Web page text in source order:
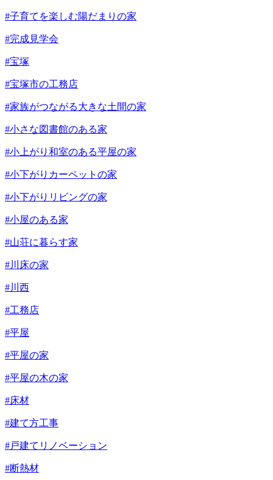
#子育てを楽しむ陽だまりの家
#完成見学会
#宝塚
#宝塚市の工務店
#家族がつながる大きな土間の家
#小さな図書館のある家
#小上がり和室のある平屋の家
#小下がりカーペットの家
#小下がりリビングの家
#小屋のある家
#山荘に暮らす家
#川床の家
#川西
#工務店
#平屋
#平屋の家
#平屋の木の家
#床材
#建て方工事
#戸建てリノベーション
#断熱材